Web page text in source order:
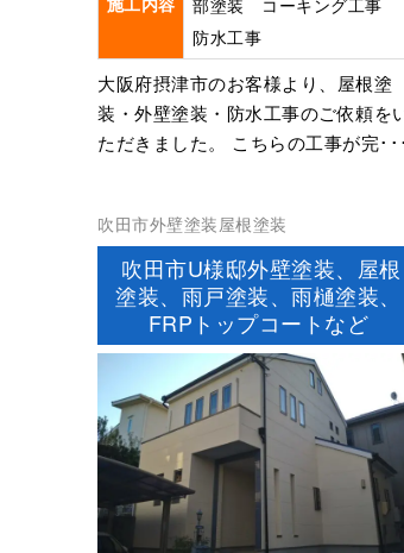
防水工事
大阪府摂津市のお客様より、屋根塗
装・外壁塗装・防水工事のご依頼を
ただきました。 こちらの工事が完･･･
吹田市外壁塗装屋根塗装
吹田市U様邸外壁塗装、屋根
塗装、雨戸塗装、雨樋塗装、
FRPトップコートなど